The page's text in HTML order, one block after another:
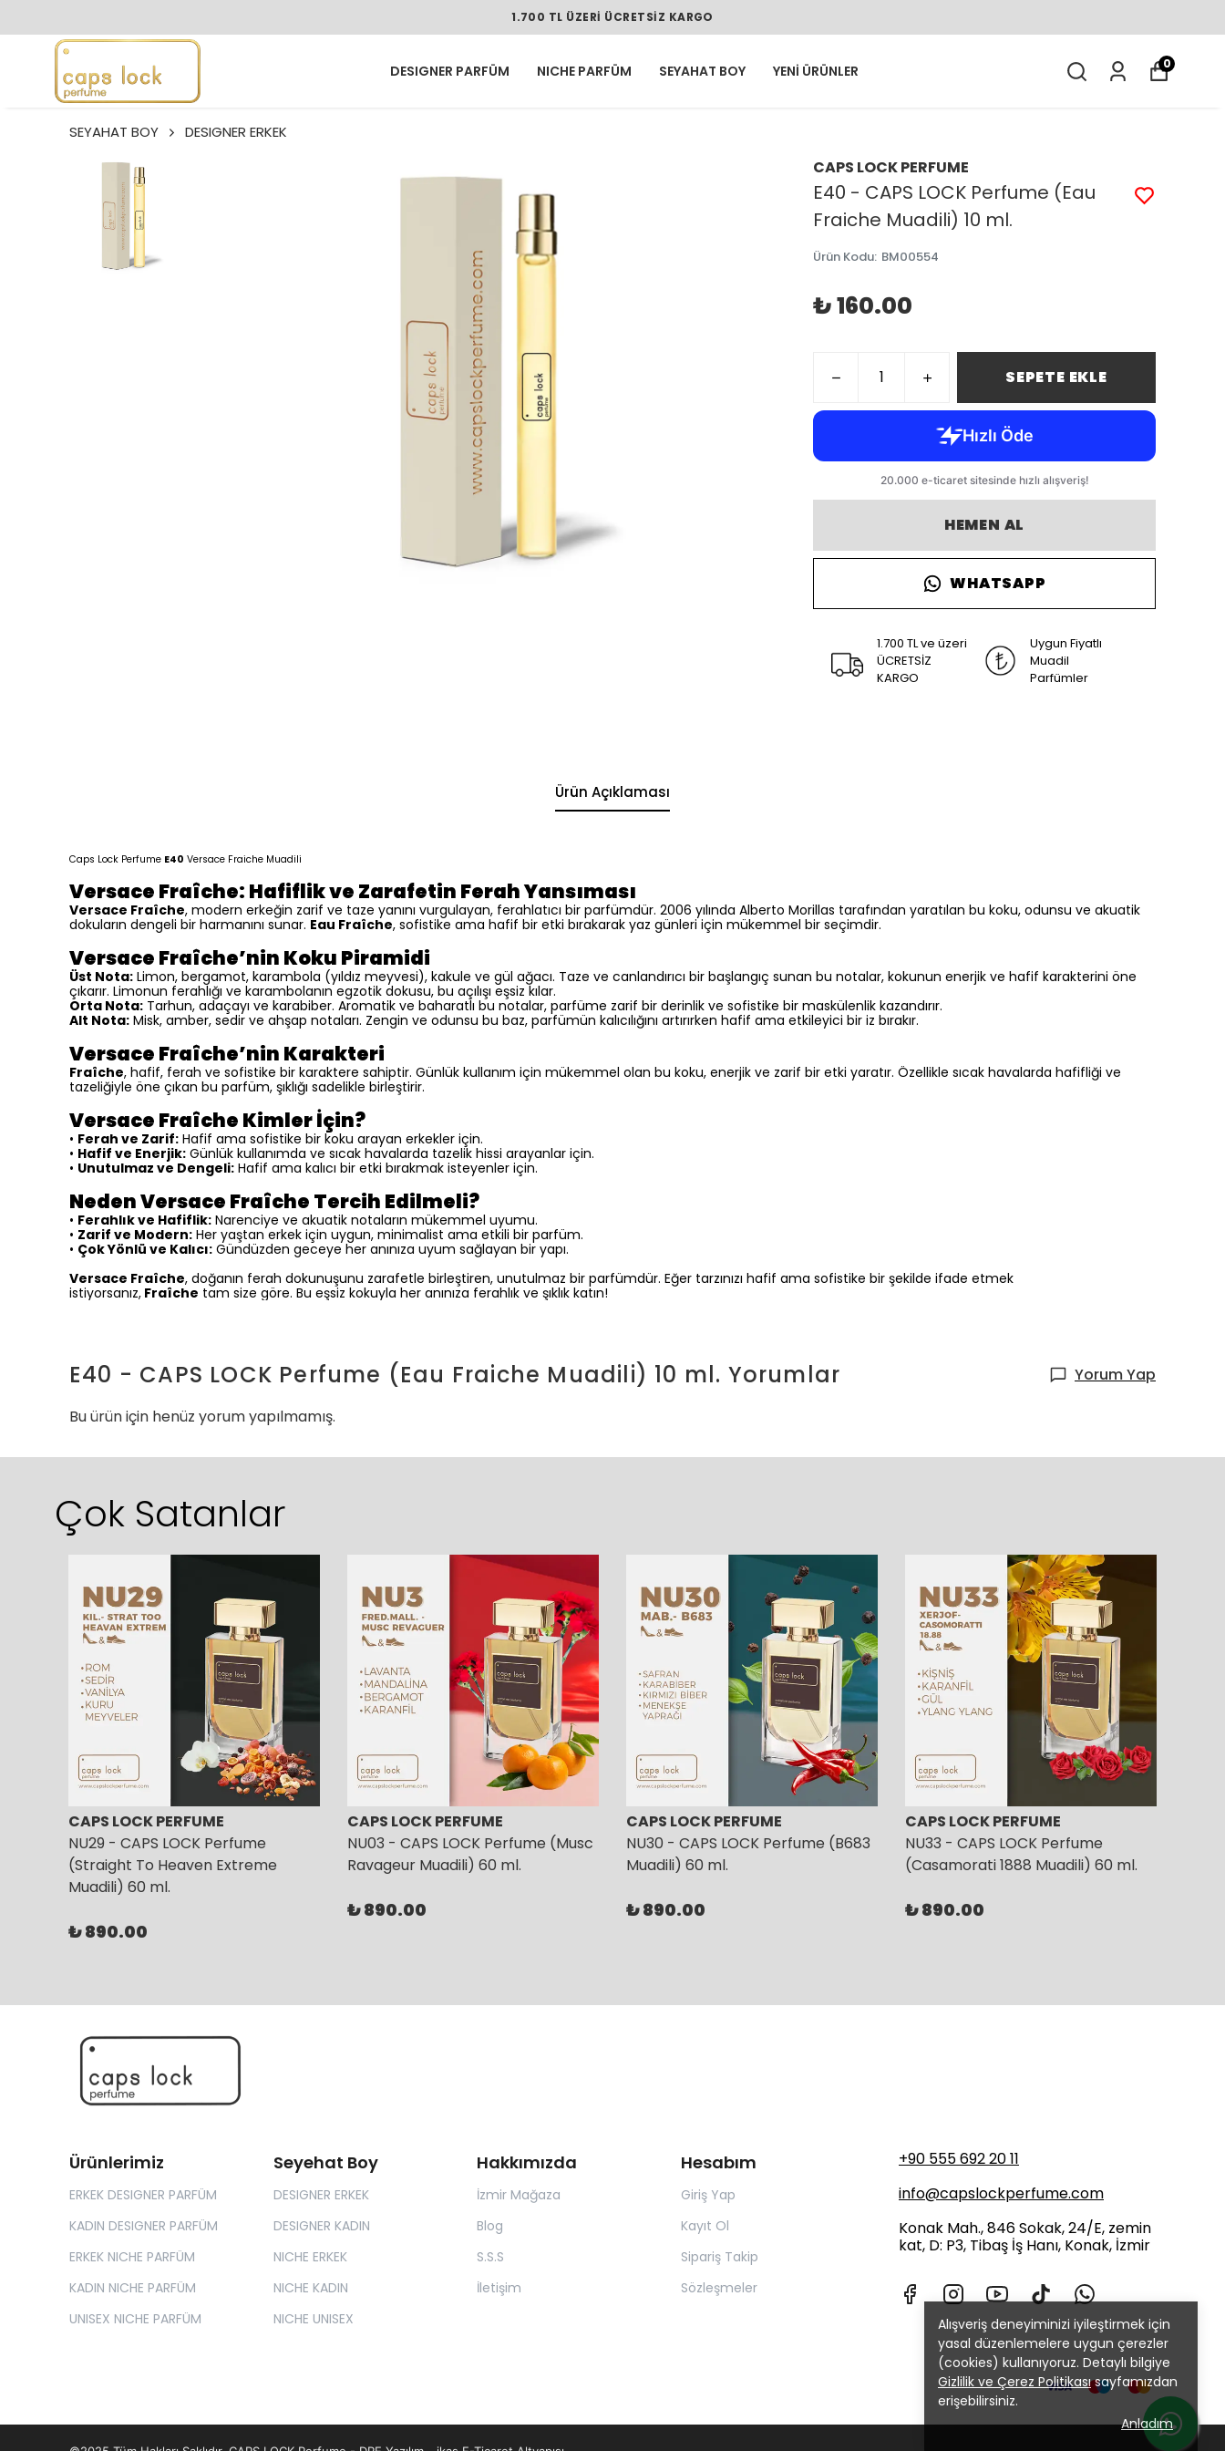
1.700 TL ÜZERI ÜCRETSIZ KARGO
DESIGNER PARFÜM NICHE PARFÜM SEYAHAT BOY YENİ ÜRÜNLER 0
Alışveriş deneyiminizi iyileştirmek için
yasal düzenlemelere uygun çerezler
(cookies) kullanıyoruz. Detaylı bilgiye
Gizlilik ve Çerez Politikasısayfamızdan
erişebilirsiniz.
Anladım
SEYAHAT BOY DESIGNER ERKEK
CAPS LOCK PERFUME
E40 - CAPS LOCK Perfume (Eau
Fraiche Muadili) 10 ml.
Ürün Kodu: BM00554
₺ 160.00
SEPETE EKLE
HEMEN AL
WHATSAPP
1.700 TL ve üzeri
ÜCRETSİZ
KARGO
Uygun Fiyatlı
Muadil
Parfümler
Ürün Açıklaması
Caps Lock Perfume E40 Versace Fraiche Muadili
Versace Fraîche: Hafiflik ve Zarafetin Ferah Yansıması
Versace Fraîche, modern erkeğin zarif ve taze yanını vurgulayan, ferahlatıcı bir parfümdür. 2006 yılında Alberto Morillas tarafından yaratılan bu koku, odunsu ve akuatik
dokuların dengeli bir harmanını sunar. Eau Fraîche, sofistike ama hafif bir etki bırakarak yaz günleri için mükemmel bir seçimdir.
Versace Fraîche’nin Koku Piramidi
Üst Nota: Limon, bergamot, karambola (yıldız meyvesi), kakule ve gül ağacı. Taze ve canlandırıcı bir başlangıç sunan bu notalar, kokunun enerjik ve hafif karakterini öne
çıkarır. Limonun ferahlığı ve karambolanın egzotik dokusu, bu açılışı eşsiz kılar.
Orta Nota: Tarhun, adaçayı ve karabiber. Aromatik ve baharatlı bu notalar, parfüme zarif bir derinlik ve sofistike bir maskülenlik kazandırır.
Alt Nota: Misk, amber, sedir ve ahşap notaları. Zengin ve odunsu bu baz, parfümün kalıcılığını artırırken hafif ama etkileyici bir iz bırakır.
Versace Fraîche’nin Karakteri
Fraîche, hafif, ferah ve sofistike bir karaktere sahiptir. Günlük kullanım için mükemmel olan bu koku, enerjik ve zarif bir etki yaratır. Özellikle sıcak havalarda hafifliği ve
tazeliğiyle öne çıkan bu parfüm, şıklığı sadelikle birleştirir.
Versace Fraîche Kimler İçin?
• Ferah ve Zarif: Hafif ama sofistike bir koku arayan erkekler için.
• Hafif ve Enerjik: Günlük kullanımda ve sıcak havalarda tazelik hissi arayanlar için.
• Unutulmaz ve Dengeli: Hafif ama kalıcı bir etki bırakmak isteyenler için.
Neden Versace Fraîche Tercih Edilmeli?
• Ferahlık ve Hafiflik: Narenciye ve akuatik notaların mükemmel uyumu.
• Zarif ve Modern: Her yaştan erkek için uygun, minimalist ama etkili bir parfüm.
• Çok Yönlü ve Kalıcı: Gündüzden geceye her anınıza uyum sağlayan bir yapı.
Versace Fraîche, doğanın ferah dokunuşunu zarafetle birleştiren, unutulmaz bir parfümdür. Eğer tarzınızı hafif ama sofistike bir şekilde ifade etmek
istiyorsanız, Fraîche tam size göre. Bu eşsiz kokuyla her anınıza ferahlık ve şıklık katın!
E40 - CAPS LOCK Perfume (Eau Fraiche Muadili) 10 ml. Yorumlar
Yorum Yap
Bu ürün için henüz yorum yapılmamış.
Çok Satanlar
CAPS LOCK PERFUME
NU29 - CAPS LOCK Perfume
(Straight To Heaven Extreme
Muadili) 60 ml.
₺ 890.00
CAPS LOCK PERFUME
NU03 - CAPS LOCK Perfume (Musc
Ravageur Muadili) 60 ml.
₺ 890.00
CAPS LOCK PERFUME
NU30 - CAPS LOCK Perfume (B683
Muadili) 60 ml.
₺ 890.00
CAPS LOCK PERFUME
NU33 - CAPS LOCK Perfume
(Casamorati 1888 Muadili) 60 ml.
₺ 890.00
Ürünlerimiz
ERKEK DESIGNER PARFÜM
KADIN DESIGNER PARFÜM
ERKEK NICHE PARFÜM
KADIN NICHE PARFÜM
UNISEX NICHE PARFÜM
Seyehat Boy
DESIGNER ERKEK
DESIGNER KADIN
NICHE ERKEK
NICHE KADIN
NICHE UNISEX
Hakkımızda
İzmir Mağaza
Blog
S.S.S
İletişim
Hesabım
Giriş Yap
Kayıt Ol
Sipariş Takip
Sözleşmeler
+90 555 692 20 11
info@capslockperfume.com
Konak Mah., 846 Sokak, 24/E, zemin
kat, D: P3, Tibaş İş Hanı, Konak, İzmir